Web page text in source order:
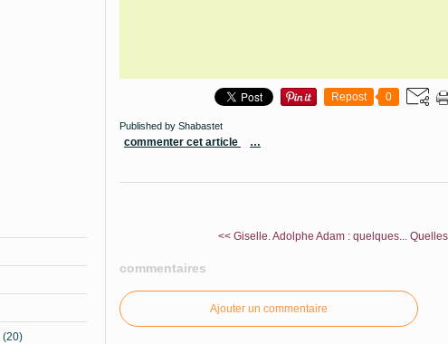
(20)
Repost 0
Published by Shabastet
commenter cet article …
<< Giselle. Adolphe Adam : quelques...
commentaires
Ajouter un commentaire